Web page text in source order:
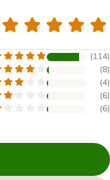
(114)
(8)
(4)
(6)
(6)